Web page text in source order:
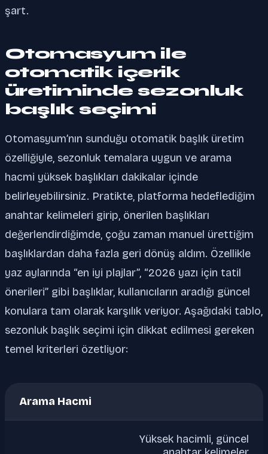
şart.
Otomasyum ile
otomatik içerik
üretiminde sezonluk
başlık seçimi
Otomasyum’nın sunduğu otomatik başlık üretim
özelliğiyle, sezonluk temalara uygun ve arama
hacmi yüksek başlıkları dakikalar içinde
belirleyebilirsiniz. Pratikte, platforma hedeflediğim
anahtar kelimeleri girip, önerilen başlıkları
değerlendirdiğimde, çoğu zaman manuel ürettiğim
başlıklardan daha fazla geri dönüş aldım. Özellikle
yaz aylarında “en iyi plajlar”, “2026 yazı için tatil
önerileri” gibi başlıklar, kullanıcıların aradığı güncel
konulara tam olarak karşılık veriyor. Aşağıdaki tablo,
sezonluk başlık seçimi için dikkat edilmesi gereken
temel kriterleri özetliyor:
Arama Hacmi
Yüksek hacimli, güncel